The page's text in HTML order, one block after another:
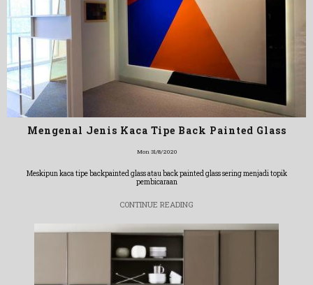
Mengenal Jenis Kaca Tipe Back Painted Glass
Mon 31/8/2020
Meskipun kaca tipe backpainted glass atau back painted glass sering menjadi topik
pembicaraan
CONTINUE READING